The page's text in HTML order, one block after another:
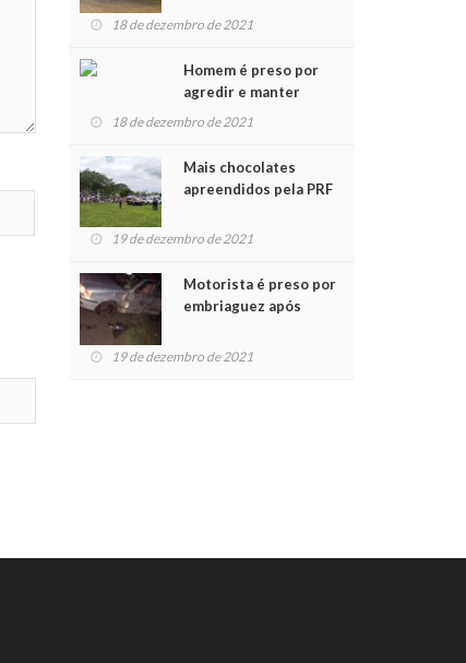
para crianças na
18 de dezembro de 2021
Homem é preso por
agredir e manter
mulher em cárcere
18 de dezembro de 2021
Mais chocolates
apreendidos pela PRF
crianças no Natal
19 de dezembro de 2021
Motorista é preso por
embriaguez após
feridos
19 de dezembro de 2021